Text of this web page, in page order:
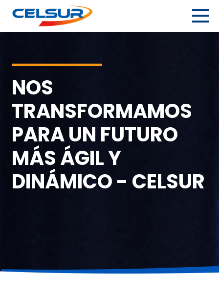
Celsur
Servicios logísticos integrales.
NOS
TRANSFORMAMOS
PARA UN FUTURO
MÁS ÁGIL Y
DINÁMICO - CELSUR